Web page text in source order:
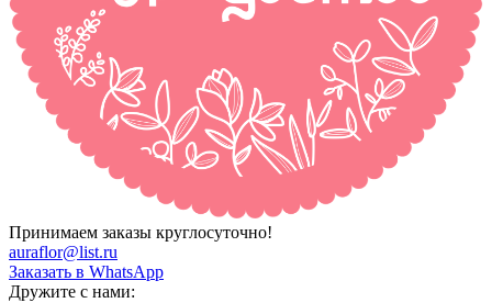
Принимаем заказы круглосуточно!
auraflor@list.ru
Заказать в WhatsApp
Дружите с нами: